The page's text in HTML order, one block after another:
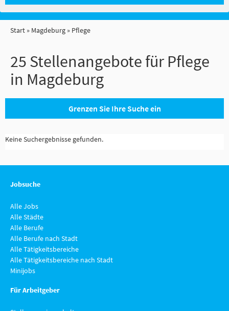
Start Magdeburg Pflege
25 Stellenangebote für Pflege
in Magdeburg
Grenzen Sie Ihre Suche ein
Keine Suchergebnisse gefunden.
Jobsuche
Alle Jobs
Alle Städte
Alle Berufe
Alle Berufe nach Stadt
Alle Tätigkeitsbereiche
Alle Tätigkeitsbereiche nach Stadt
Minijobs
Für Arbeitgeber